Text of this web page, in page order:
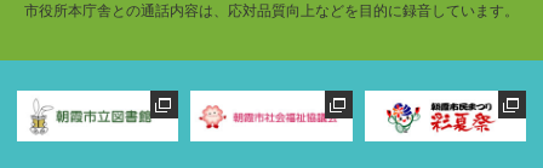
市役所本庁舎との通話内容は、応対品質向上などを目的に録音しています。